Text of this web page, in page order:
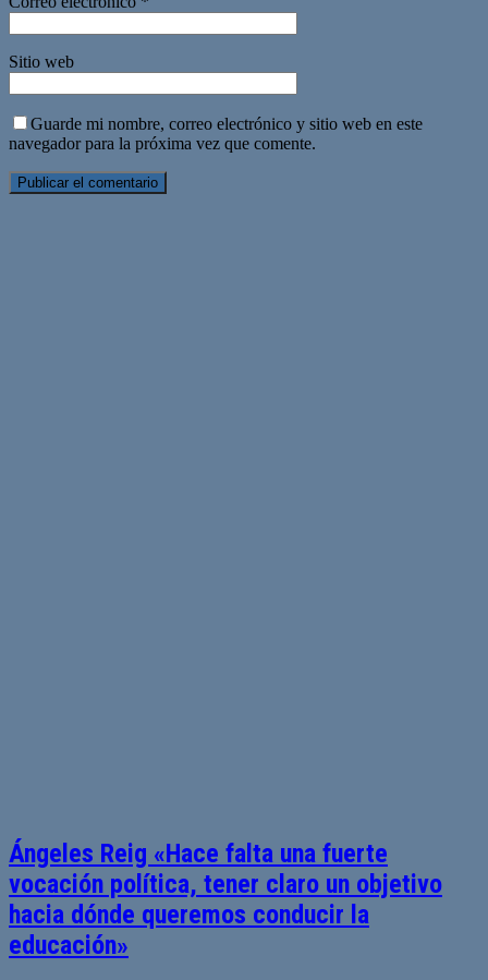
Sitio web
Guarde mi nombre, correo electrónico y sitio web en este
navegador para la próxima vez que comente.
Ángeles Reig «Hace falta una fuerte
vocación política, tener claro un objetivo
hacia dónde queremos conducir la
educación»